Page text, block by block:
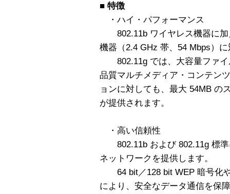
■ 特徴
・ハイ・パフォーマンス
802.11b ワイヤレス機器に加
機器（2.4 GHz 帯、54 Mbps）
802.11g では、大容量ファイ
品質マルチメディア・コンテン
ョンに対しても、最大 54MB の
が提供されます。
・高い信頼性
802.11b および 802.11g 標準
ネットワークを提供します。
64 bit／128 bit WEP 暗号化
により、安全なデータ通信を保障